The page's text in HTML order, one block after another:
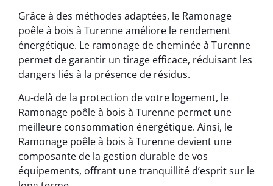
Grâce à des méthodes adaptées, le Ramonage
poêle à bois à Turenne améliore le rendement
énergétique. Le ramonage de cheminée à Turenne
permet de garantir un tirage efficace, réduisant les
dangers liés à la présence de résidus.
Au-delà de la protection de votre logement, le
Ramonage poêle à bois à Turenne permet une
meilleure consommation énergétique. Ainsi, le
Ramonage poêle à bois à Turenne devient une
composante de la gestion durable de vos
équipements, offrant une tranquillité d’esprit sur le